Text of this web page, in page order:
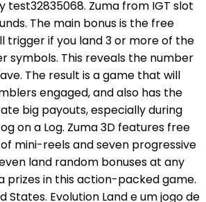
test32835068. Zuma from IGT slot
The main bonus is the free
trigger if you land 3 or more of the
symbols. This reveals the number
The result is a game that will
engaged, and also has the
big payouts, especially during
on a Log. Zuma 3D features free
mini-reels and seven progressive
land random bonuses at any
prizes in this action-packed game.
States. Evolution Land e um jogo de